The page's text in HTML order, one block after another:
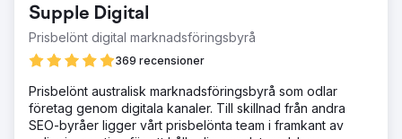
leverantör utrymme för tillväxt. De behövde en byrå som
ville göra det lilla extra för dem. Utan tillgång till historisk
data och konton behövde kunden luta sig mot EDGEs
branschexpertis. Vår uppgift var att undanröja hindren för
att få resultat och arbeta mot att säkra minst 13 nya
bostadskontrakt per månad.
Lösning
Supple Digital
Prisbelönt digital marknadsföringsbyrå
369 recensioner
Prisbelönt australisk marknadsföringsbyrå som odlar
företag genom digitala kanaler. Till skillnad från andra
SEO-byråer ligger vårt prisbelönta team i framkant av